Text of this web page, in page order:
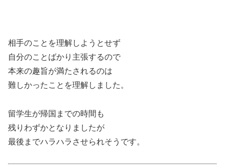
相手のことを理解しようとせず
自分のことばかり主張するので
本来の趣旨が満たされるのは
難しかったことを理解しました。
留学生が帰国までの時間も
残りわずかとなりましたが
最後までハラハラさせられそうです。